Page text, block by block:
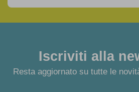
Iscriviti alla
Resta aggiornato su tutte le